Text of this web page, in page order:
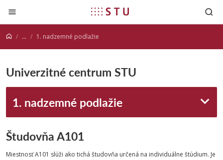
Prejsť na obsah
... 1. nadzemné podlažie
Univerzitné centrum STU
1. nadzemné podlažie
Študovňa A101
Miestnosť A101 slúži ako tichá študovňa určená na individuálne štúdium. Je